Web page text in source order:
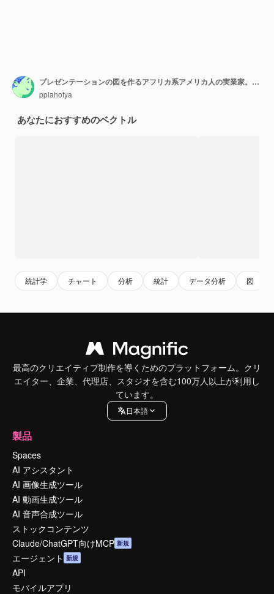
プレゼンテーションの図を作るアフリカ系アメリカ人の実業家。ボード上のグラフ、図、インフォグラフィック、統計情報を含むビジネスレポート。ビジネス分析と戦略
pplahotya
あなたにおすすめのベクトル
統計学 チャート 分析 統計 データ分析 図
最高のクリエイティブ制作を導くためのプラットフォーム。クリ
エイター、企業、代理店、スタジオを含む100万人以上が利用し
ています。
日本語
製品
Spaces
AI アシスタント
AI 画像生成ツール
AI 動画生成ツール
AI 音声合成ツール
ストックコンテンツ
Claude/ChatGPT向けMCP 新規
エージェント 新規
API
モバイルアプリ